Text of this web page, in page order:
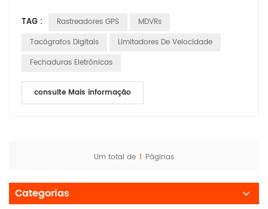
de mais de 350 funcionários, incluindo 100 engenheiros
dedicados de P&D, a Huabao tem continuamente ampliado
automotivos. Ao lo...
TAG : Rastreadores GPS
MDVRs
Tacógrafos Digitais
Limitadores De Velocidade
Fechaduras Eletrônicas
consulte Mais informação
Um total de 1 Páginas
Categorias